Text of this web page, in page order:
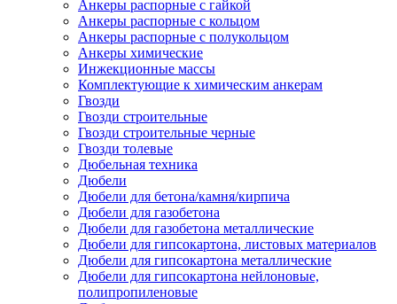
Анкеры распорные с гайкой
Анкеры распорные с кольцом
Анкеры распорные с полукольцом
Анкеры химические
Инжекционные массы
Комплектующие к химическим анкерам
Гвозди
Гвозди строительные
Гвозди строительные черные
Гвозди толевые
Дюбельная техника
Дюбели
Дюбели для бетона/камня/кирпича
Дюбели для газобетона
Дюбели для газобетона металлические
Дюбели для гипсокартона, листовых материалов
Дюбели для гипсокартона металлические
Дюбели для гипсокартона нейлоновые,
полипропиленовые